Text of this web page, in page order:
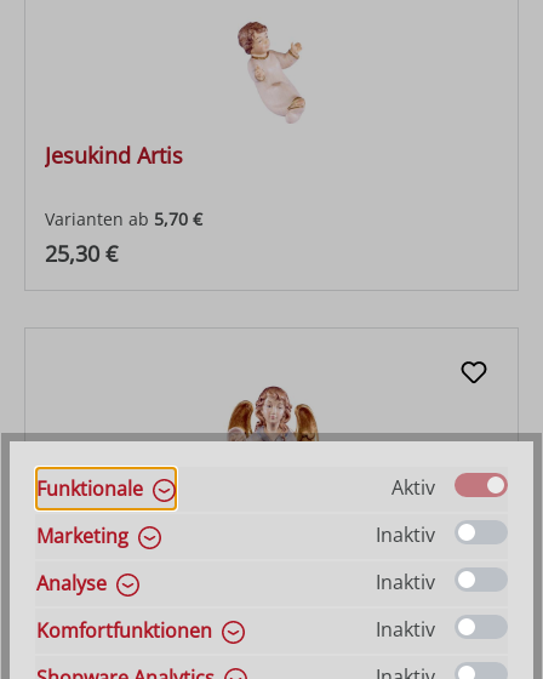
Jesukind Artis
Varianten ab 5,70 €
Regulärer Preis:
25,30 €
Gloriaengel Artis
Funktionale
Aktiv
Marketing
Inaktiv
Analyse
Inaktiv
Komfortfunktionen
Inaktiv